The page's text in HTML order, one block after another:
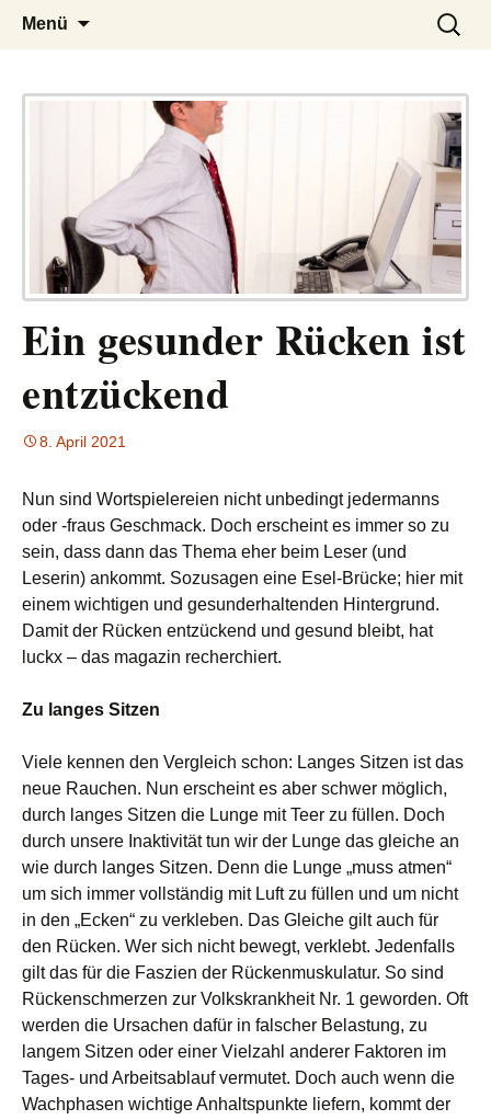
LUCKX
– das Magazin
Menü
Suchen
nach:
Ein gesunder Rücken ist
entzückend
8. April 2021
Nun sind Wortspielereien nicht unbedingt jedermanns
oder -fraus Geschmack. Doch erscheint es immer so zu
sein, dass dann das Thema eher beim Leser (und
Leserin) ankommt. Sozusagen eine Esel-Brücke; hier mit
einem wichtigen und gesunderhaltenden Hintergrund.
Damit der Rücken entzückend und gesund bleibt, hat
luckx – das magazin recherchiert.
Zu langes Sitzen
Viele kennen den Vergleich schon: Langes Sitzen ist das
neue Rauchen. Nun erscheint es aber schwer möglich,
durch langes Sitzen die Lunge mit Teer zu füllen. Doch
durch unsere Inaktivität tun wir der Lunge das gleiche an
wie durch langes Sitzen. Denn die Lunge „muss atmen“
um sich immer vollständig mit Luft zu füllen und um nicht
in den „Ecken“ zu verkleben. Das Gleiche gilt auch für
den Rücken. Wer sich nicht bewegt, verklebt. Jedenfalls
gilt das für die Faszien der Rückenmuskulatur. So sind
Rückenschmerzen zur Volkskrankheit Nr. 1 geworden. Oft
werden die Ursachen dafür in falscher Belastung, zu
langem Sitzen oder einer Vielzahl anderer Faktoren im
Tages- und Arbeitsablauf vermutet. Doch auch wenn die
Wachphasen wichtige Anhaltspunkte liefern, kommt der